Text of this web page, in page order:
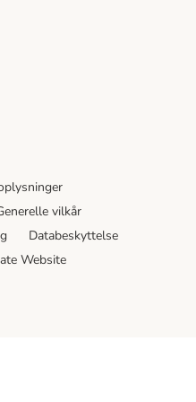
vilkår
Databeskyttelse
Website